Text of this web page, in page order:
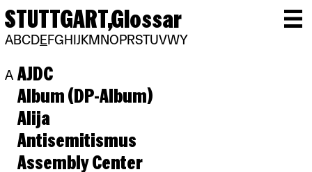
STUTTGART,Glossar
ABCDEFGH JKM NOPRSTUVWY
A AJDC
Album (DP-Album)
Alija
Antisemitismus
Assembly Center